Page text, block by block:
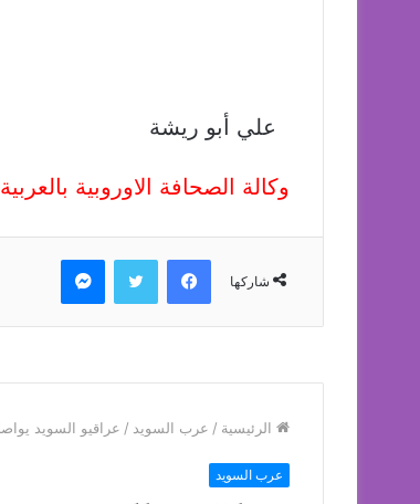
علي أبو ريشة
وكالة الصحافة الاوروبية بالعربية
شاركها
فيسبوك تويتر ماسنجر